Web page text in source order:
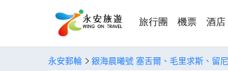
旅行團 機票 酒店
永安郵輪 銀海晨曦號 塞舌爾、毛里求斯、留